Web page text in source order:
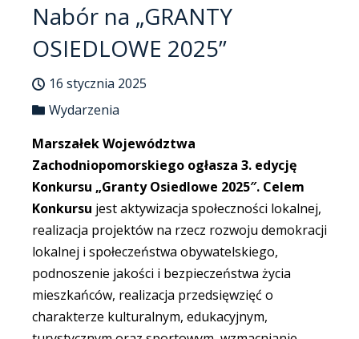
Nabór na „GRANTY
OSIEDLOWE 2025”
16 stycznia 2025
Wydarzenia
Marszałek Województwa
Zachodniopomorskiego ogłasza 3. edycję
Konkursu „Granty Osiedlowe 2025″. Celem
Konkursu jest aktywizacja społeczności lokalnej,
realizacja projektów na rzecz rozwoju demokracji
lokalnej i społeczeństwa obywatelskiego,
podnoszenie jakości i bezpieczeństwa życia
mieszkańców, realizacja przedsięwzięć o
charakterze kulturalnym, edukacyjnym,